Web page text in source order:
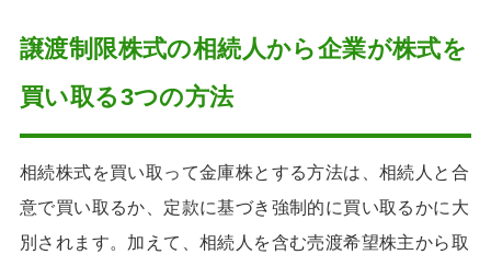
譲渡制限株式の相続人から企業が株式を
買い取る3つの方法
相続株式を買い取って金庫株とする方法は、相続人と合
意で買い取るか、定款に基づき強制的に買い取るかに大
別されます。加えて、相続人を含む売渡希望株主から取